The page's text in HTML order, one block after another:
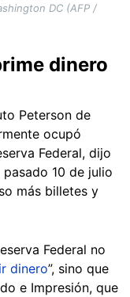
DC (AFP /
dinero
Peterson de
ocupó
Federal, dijo
10 de julio
más billetes y
Federal no
dinero”, sino que
e Impresión, que